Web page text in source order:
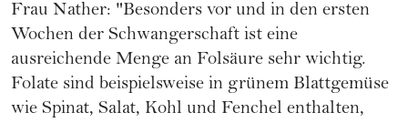
Frau Nather: "Besonders vor und in den ersten
Wochen der Schwangerschaft ist eine
ausreichende Menge an Folsäure sehr wichtig.
Folate sind beispielsweise in grünem Blattgemüse
wie Spinat, Salat, Kohl und Fenchel enthalten,